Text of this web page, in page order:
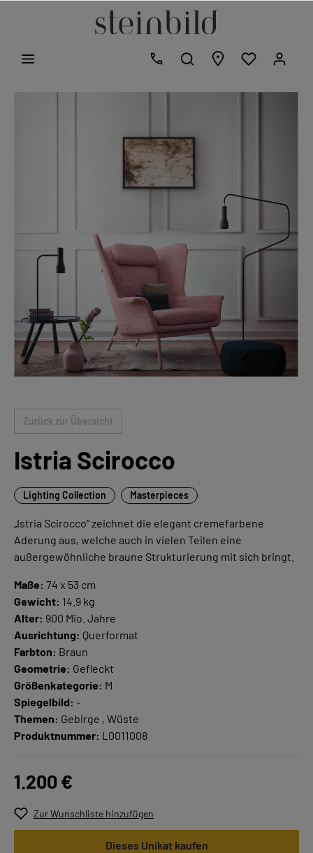
Zurück zur Übersicht
Istria Scirocco
Lighting Collection Masterpieces
„Istria Scirocco“ zeichnet die elegant cremefarbene
Aderung aus, welche auch in vielen Teilen eine
außergewöhnliche braune Strukturierung mit sich bringt.
Maße: 74 x 53 cm
Gewicht: 14.9 kg
Alter: 900 Mio. Jahre
Ausrichtung: Querformat
Farbton: Braun
Geometrie: Gefleckt
Größenkategorie: M
Spiegelbild: -
Themen: Gebirge , Wüste
Produktnummer: L0011008
1.200 €
Zur Wunschliste hinzufügen
Dieses Unikat kaufen